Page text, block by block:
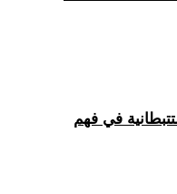
في فهم